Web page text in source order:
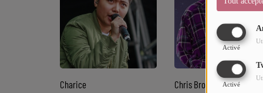
Activé
Activé
Charice Chris Brown